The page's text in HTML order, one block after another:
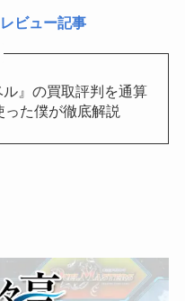
ビュー記事
ル』の買取評判を通算
った僕が徹底解説